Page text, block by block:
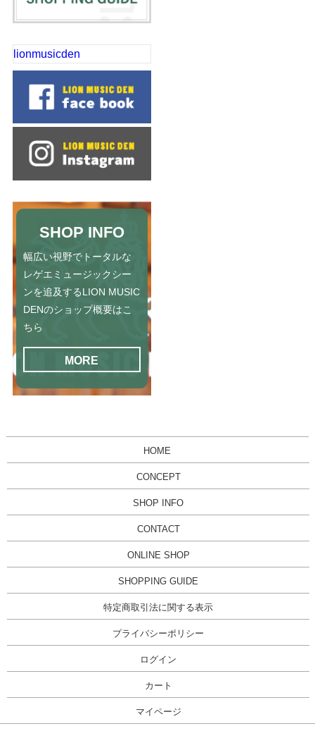
lionmusicden
SHOP INFO
幅広い視野でトータルな
レゲエミュージックシー
ンを追及するLION MUSIC
DENのショップ概要はこ
ちら
MORE
HOME
CONCEPT
SHOP INFO
CONTACT
ONLINE SHOP
SHOPPING GUIDE
特定商取引法に関する表示
プライバシーポリシー
ログイン
カート
マイページ